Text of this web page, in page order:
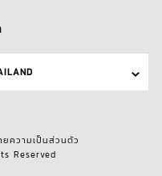
ยความเป็นส่วนตัว
Reserved